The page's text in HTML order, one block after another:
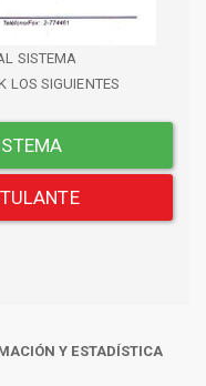
SISTEMA
LOS SIGUIENTES
Y ESTADÍSTICA